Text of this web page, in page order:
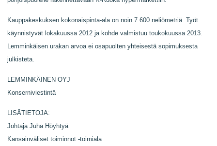
Kauppakeskuksen kokonaispinta-ala on noin 7 600 neliömetriä. Työt
käynnistyvät lokakuussa 2012 ja kohde valmistuu toukokuussa 2013.
Lemminkäisen urakan arvoa ei osapuolten yhteisestä sopimuksesta
julkisteta.
LEMMINKÄINEN OYJ
Konserniviestintä
LISÄTIETOJA:
Johtaja Juha Höyhtyä
Kansainväliset toiminnot -toimiala